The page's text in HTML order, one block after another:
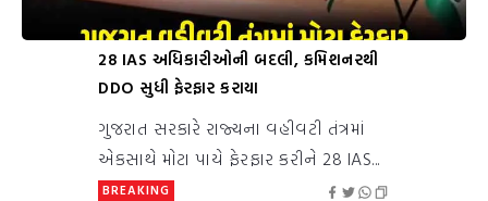
28 IAS અધિકારીઓની બદલી, કમિશનરથી
DDO સુધી ફેરફાર કરાયા
ગુજરાત સરકારે રાજ્યના વહીવટી તંત્રમાં
એકસાથે મોટા પાયે ફેરફાર કરીને 28 IAS...
BREAKING